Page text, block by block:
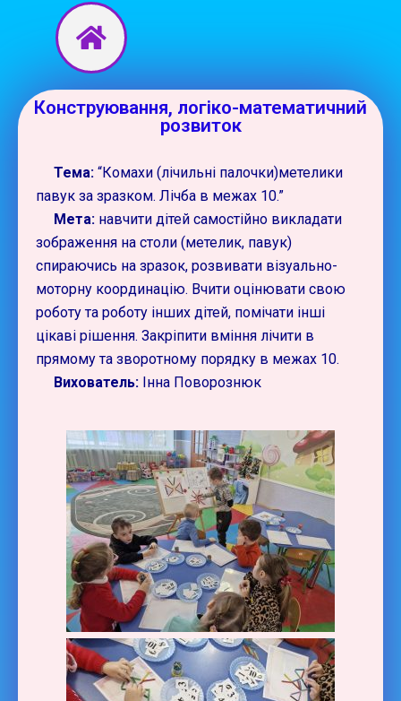
Перейти
Конструювання, логіко-математичний
розвиток
Тема: “Комахи (лічильні палочки)метелики
павук за зразком. Лічба в межах 10.”
Мета: навчити дітей самостійно викладати
зображення на столи (метелик, павук)
спираючись на зразок, розвивати візуально-
моторну координацію. Вчити оцінювати свою
роботу та роботу інших дітей, помічати інші
цікаві рішення. Закріпити вміння лічити в
прямому та зворотному порядку в межах 10.
Вихователь: Інна Поворознюк